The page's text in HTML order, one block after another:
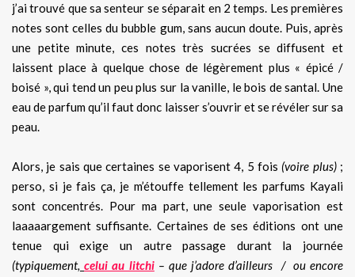
j’ai trouvé que sa senteur se séparait en 2 temps. Les premières
notes sont celles du bubble gum, sans aucun doute. Puis, après
une petite minute, ces notes très sucrées se diffusent et
laissent place à quelque chose de légèrement plus « épicé /
boisé », qui tend un peu plus sur la vanille, le bois de santal. Une
eau de parfum qu’il faut donc laisser s’ouvrir et se révéler sur sa
peau.
Alors, je sais que certaines se vaporisent 4, 5 fois (voire plus);
perso, si je fais ça, je m’étouffe tellement les parfums Kayali
sont concentrés. Pour ma part, une seule vaporisation est
laaaaargement suffisante. Certaines de ses éditions ont une
tenue qui exige un autre passage durant la journée
(typiquement, celui au litchi– que j’adore d’ailleurs / ou encore